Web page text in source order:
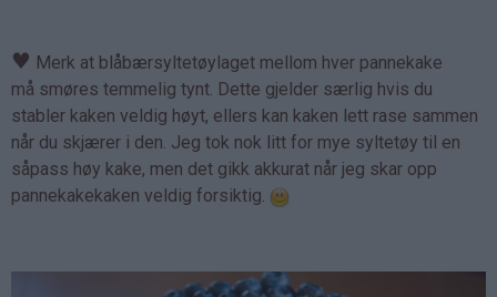
♥ Merk at blåbærsyltetøylaget mellom hver pannekake
må smøres temmelig tynt. Dette gjelder særlig hvis du
stabler kaken veldig høyt, ellers kan kaken lett rase sammen
når du skjærer i den. Jeg tok nok litt for mye syltetøy til en
såpass høy kake, men det gikk akkurat når jeg skar opp
pannekakekaken veldig forsiktig.